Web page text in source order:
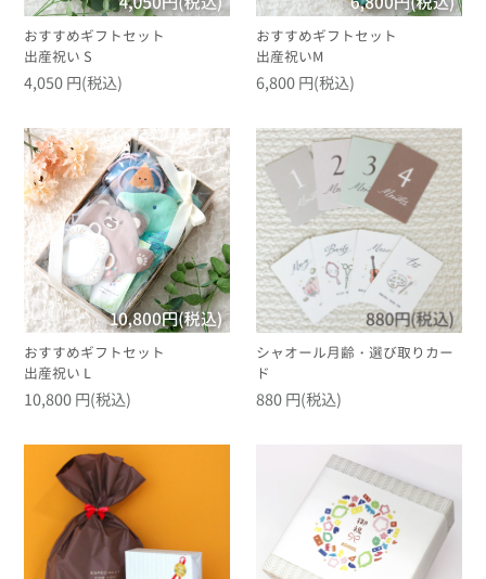
おすすめギフトセット
出産祝い S
4,050 円(税込)
おすすめギフトセット
出産祝いM
6,800 円(税込)
おすすめギフトセット
出産祝い L
10,800 円(税込)
シャオール月齢・選び取りカー
ド
880 円(税込)